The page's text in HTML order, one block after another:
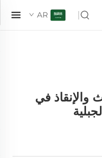
AR
والإنقاذ في